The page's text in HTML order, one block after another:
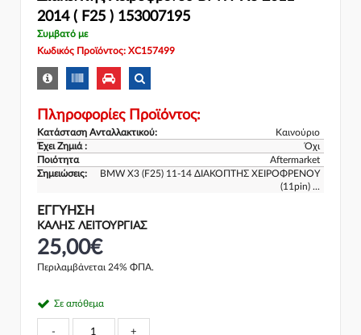
2014 ( F25 ) 153007195
Συμβατό με
Κωδικός Προϊόντος: XC157499
Πληροφορίες Προϊόντος:
Κατάσταση Ανταλλακτικού:
Καινούριο
Έχει Ζημιά :
Όχι
Ποιότητα
Aftermarket
Σημειώσεις:
BMW X3 (F25) 11-14 ΔΙΑΚΟΠΤΗΣ ΧΕΙΡΟΦΡΕΝΟΥ
(11pin) ...
ΕΓΓΎΗΣΗ
ΚΑΛΗΣ ΛΕΙΤΟΥΡΓΙΑΣ
25,00€
Περιλαμβάνεται 24% ΦΠΑ.
Σε απόθεμα
- +